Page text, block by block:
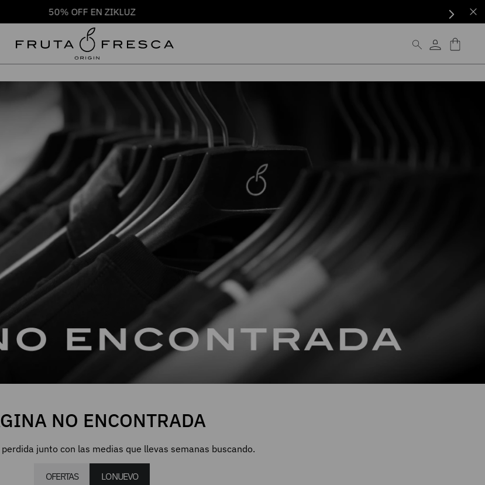
50% OFF EN ZIKLUZ
NO ENCONTRADA
junto con las medias que llevas semanas buscando.
OFERTAS LO NUEVO